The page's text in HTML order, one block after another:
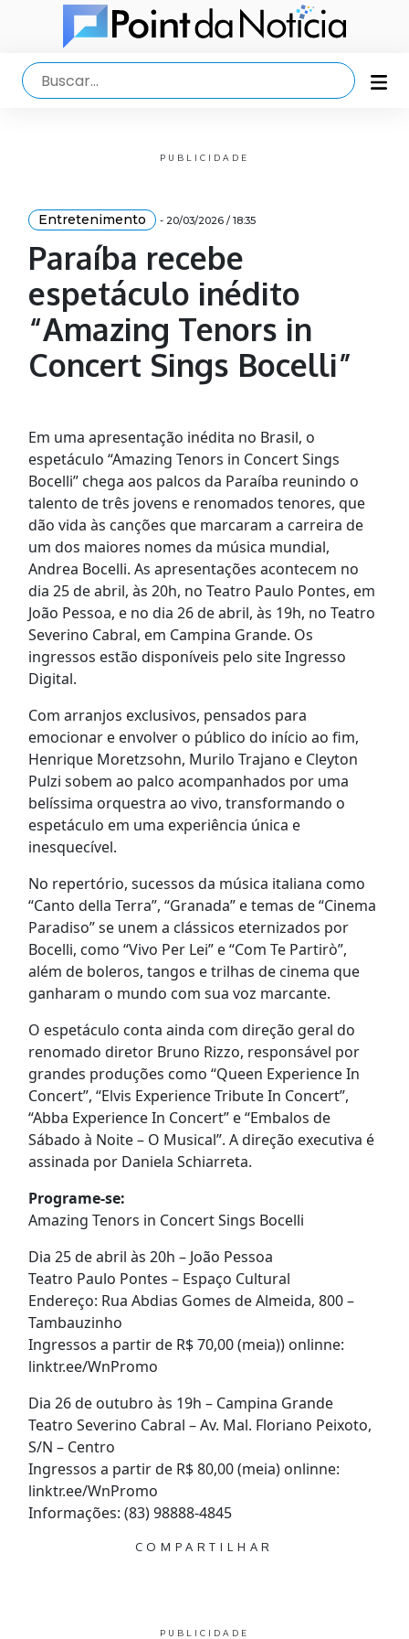
PUBLICIDADE
Entretenimento - 20/03/2026 / 18:35
Paraíba recebe
espetáculo inédito
“Amazing Tenors in
Concert Sings Bocelli”
Em uma apresentação inédita no Brasil, o
espetáculo “Amazing Tenors in Concert Sings
Bocelli” chega aos palcos da Paraíba reunindo o
talento de três jovens e renomados tenores, que
dão vida às canções que marcaram a carreira de
um dos maiores nomes da música mundial,
Andrea Bocelli. As apresentações acontecem no
dia 25 de abril, às 20h, no Teatro Paulo Pontes, em
João Pessoa, e no dia 26 de abril, às 19h, no Teatro
Severino Cabral, em Campina Grande. Os
ingressos estão disponíveis pelo site Ingresso
Digital.
Com arranjos exclusivos, pensados para
emocionar e envolver o público do início ao fim,
Henrique Moretzsohn, Murilo Trajano e Cleyton
Pulzi sobem ao palco acompanhados por uma
belíssima orquestra ao vivo, transformando o
espetáculo em uma experiência única e
inesquecível.
No repertório, sucessos da música italiana como
“Canto della Terra”, “Granada” e temas de “Cinema
Paradiso” se unem a clássicos eternizados por
Bocelli, como “Vivo Per Lei” e “Com Te Partirò”,
além de boleros, tangos e trilhas de cinema que
ganharam o mundo com sua voz marcante.
O espetáculo conta ainda com direção geral do
renomado diretor Bruno Rizzo, responsável por
grandes produções como “Queen Experience In
Concert”, “Elvis Experience Tribute In Concert”,
“Abba Experience In Concert” e “Embalos de
Sábado à Noite – O Musical”. A direção executiva é
assinada por Daniela Schiarreta.
Programe-se:
Amazing Tenors in Concert Sings Bocelli
Dia 25 de abril às 20h – João Pessoa
Teatro Paulo Pontes – Espaço Cultural
Endereço: Rua Abdias Gomes de Almeida, 800 –
Tambauzinho
Ingressos a partir de R$ 70,00 (meia)) onlinne:
linktr.ee/WnPromo
Dia 26 de outubro às 19h – Campina Grande
Teatro Severino Cabral – Av. Mal. Floriano Peixoto,
S/N – Centro
Ingressos a partir de R$ 80,00 (meia) onlinne:
linktr.ee/WnPromo
Informações: (83) 98888-4845
COMPARTILHAR
PUBLICIDADE